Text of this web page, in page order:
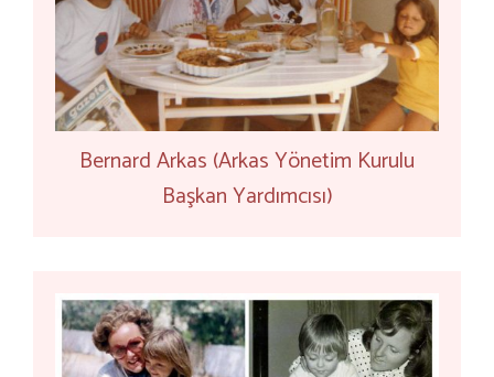
Bernard Arkas (Arkas Yönetim Kurulu
Başkan Yardımcısı)